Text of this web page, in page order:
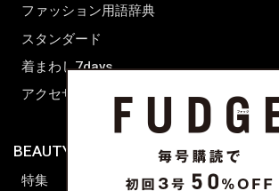
ファッション用語辞典
スタンダード
着まわし7days
アクセサリー
BEAUTY & HAIR
特集
FUDGENA
ファッション